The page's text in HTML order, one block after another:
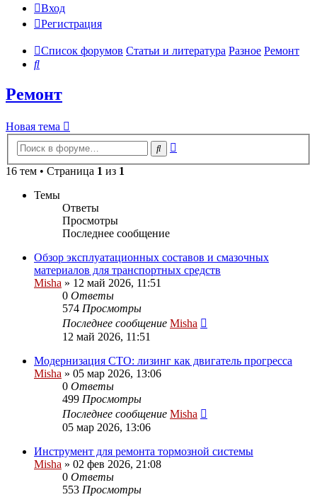
Вход
Регистрация
Список форумов Статьи и литература Разное Ремонт
Поиск
Ремонт
Новая тема
Поиск
16 тем • Страница 1 из 1
Темы
Ответы
Просмотры
Последнее сообщение
Обзор эксплуатационных составов и смазочных
материалов для транспортных средств
Misha » 12 май 2026, 11:51
0 Ответы
574 Просмотры
Последнее сообщение Misha
12 май 2026, 11:51
Модернизация СТО: лизинг как двигатель прогресса
Misha » 05 мар 2026, 13:06
0 Ответы
499 Просмотры
Последнее сообщение Misha
05 мар 2026, 13:06
Инструмент для ремонта тормозной системы
Misha » 02 фев 2026, 21:08
0 Ответы
553 Просмотры